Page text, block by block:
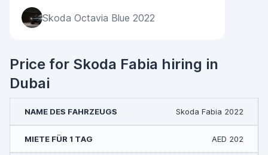
Skoda Octavia Blue 2022
Price for Skoda Fabia hiring in
Dubai
Skoda Fabia 2022
AED 202